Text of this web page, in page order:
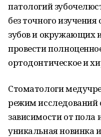
патологий
без точного
зубов и окружающих
провести
ортодонтическое и
Стоматологи
режим исследований
зависимости от пола
уникальная новинка